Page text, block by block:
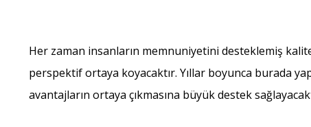
Her zaman insanların memnuniyetini desteklemiş
perspektif ortaya koyacaktır. Yıllar boyunca burada
avantajların ortaya çıkmasına büyük destek